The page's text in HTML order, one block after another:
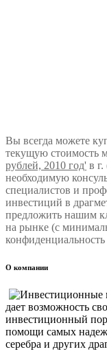
Вы всегда можете
текущую стоимость
рублей, 2010 год' в
необходимую
специалистов и
инвестиций в
предложить нашим
на рынке (с
О компании
дает возможность
инвестиционный
помощи самых
серебра и других